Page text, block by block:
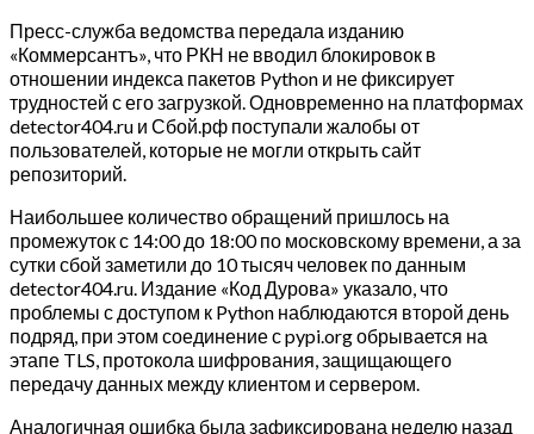
Пресс-служба ведомства передала изданию
«Коммерсантъ», что РКН не вводил блокировок в
отношении индекса пакетов Python и не фиксирует
трудностей с его загрузкой. Одновременно на платформах
detector404.ru и Сбой.рф поступали жалобы от
пользователей, которые не могли открыть сайт
репозиторий.
Наибольшее количество обращений пришлось на
промежуток с 14:00 до 18:00 по московскому времени, а за
сутки сбой заметили до 10 тысяч человек по данным
detector404.ru. Издание «Код Дурова» указало, что
проблемы с доступом к Python наблюдаются второй день
подряд, при этом соединение с pypi.org обрывается на
этапе TLS, протокола шифрования, защищающего
передачу данных между клиентом и сервером.
Аналогичная ошибка была зафиксирована неделю назад